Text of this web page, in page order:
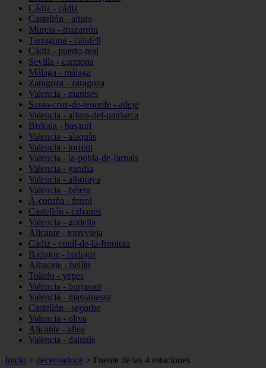
Cádiz - cádiz
Castellón - altura
Murcia - mazarrón
Tarragona - calafell
Cádiz - puerto-real
Sevilla - carmona
Málaga - málaga
Zaragoza - zaragoza
Valencia - manises
Santa-cruz-de-tenerife - adeje
Valencia - alfara-del-patriarca
Bizkaia - basauri
Valencia - alaquàs
Valencia - torrent
Valencia - la-pobla-de-farnals
Valencia - gandia
Valencia - alboraya
Valencia - bétera
A-coruña - ferrol
Castellón - cabanes
Valencia - godella
Alicante - torrevieja
Cádiz - conil-de-la-frontera
Badajoz - badajoz
Albacete - hellín
Toledo - yepes
Valencia - burjassot
Valencia - massanassa
Castellón - segorbe
Valencia - oliva
Alicante - altea
Valencia - daimús
Inicio > deceroadoce > Fuente de las 4 estaciones